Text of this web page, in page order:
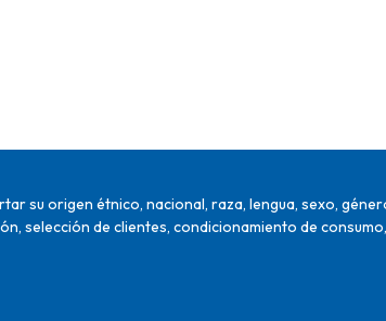
su origen étnico, nacional, raza, lengua, sexo,
selección de clientes, condicionamiento de